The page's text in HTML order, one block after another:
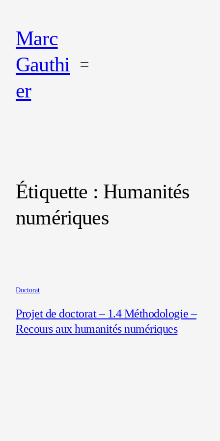
Marc
Gauthi
er
Étiquette : Humanités
numériques
Doctorat
Projet de doctorat – 1.4 Méthodologie –
Recours aux humanités numériques